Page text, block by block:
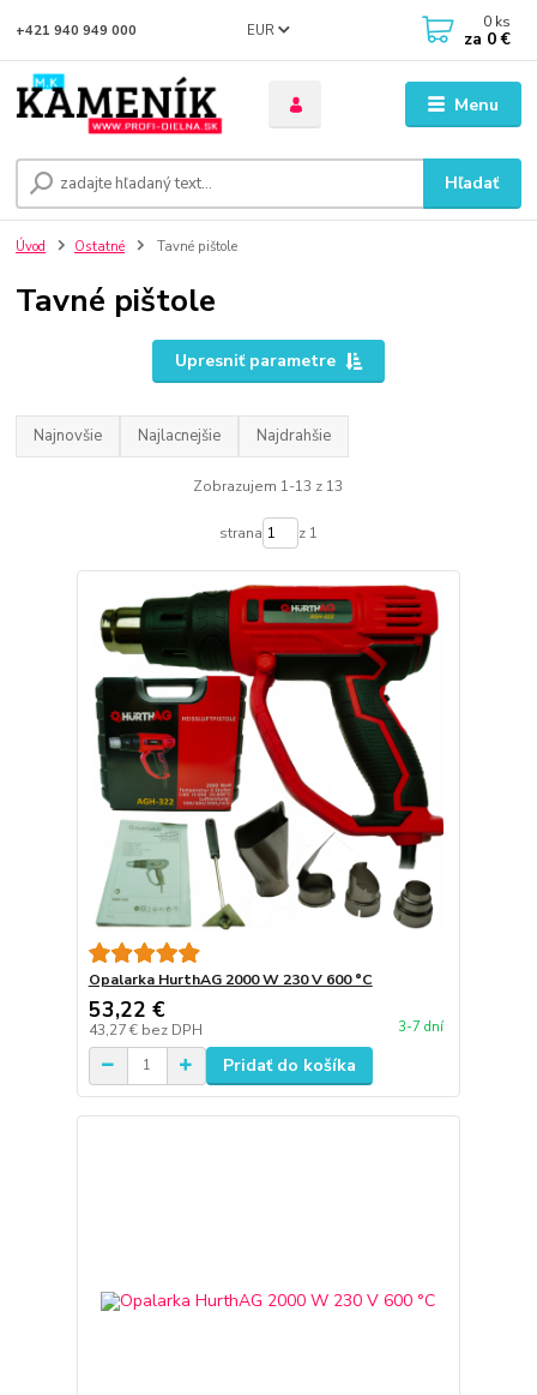
Menu
EUR
Hľadať
+421 940 949 000 0 ks
za 0 €
Úvod Ostatné Tavné pištole
Tavné pištole
Upresniť parametre
Najnovšie Najlacnejšie Najdrahšie
Zobrazujem 1-13 z 13
strana z 1
Opalarka HurthAG 2000 W 230 V 600 °C
53,22 €
43,27 € bez DPH 3-7 dní
Pridať do košíka